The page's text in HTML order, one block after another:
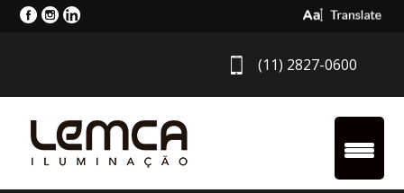
Select
(11) 2827-0600